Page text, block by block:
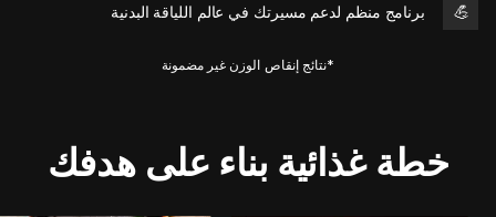
💪 برنامج منظم لدعم مسيرتك في عالم اللياقة البدنية
*نتائج إنقاص الوزن غير مضمونة
خطة غذائية بناء على هدفك